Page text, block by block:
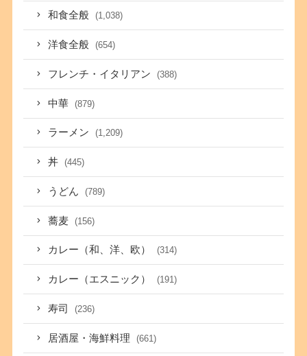
和食全般 (1,038)
洋食全般 (654)
フレンチ・イタリアン (388)
中華 (879)
ラーメン (1,209)
丼 (445)
うどん (789)
蕎麦 (156)
カレー（和、洋、欧） (314)
カレー（エスニック） (191)
寿司 (236)
居酒屋・海鮮料理 (661)